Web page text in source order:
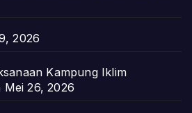
2026
Kampung Iklim
Mei 26, 2026